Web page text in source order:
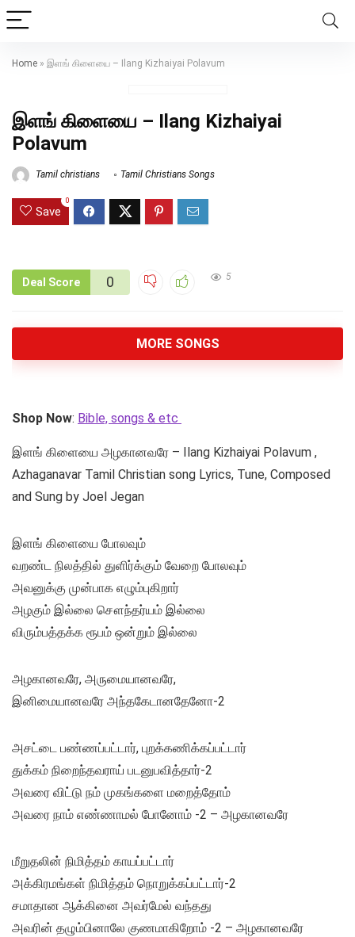
Home » இளங் கிளையை – Ilang Kizhaiyai Polavum
இளங் கிளையை – Ilang Kizhaiyai
Polavum
Tamil christians Tamil Christians Songs
Save
0
Deal Score 0 5
MORE SONGS
Shop Now: Bible, songs & etc
இளங் கிளையை அழகானவரே – Ilang Kizhaiyai Polavum ,
Azhaganavar Tamil Christian song Lyrics, Tune, Composed
and Sung by Joel Jegan
இளங் கிளையை போலவும்
வறண்ட நிலத்தில் துளிர்க்கும் வேறை போலவும்
அவனுக்கு முன்பாக எழும்புகிறார்
அழகும் இல்லை சௌந்தர்யம் இல்லை
விரும்பத்தக்க ரூபம் ஒன்றும் இல்லை
அழகானவரே, அருமையானவரே,
இனிமையானவரே அந்தகேடானதேனோ-2
அசட்டை பண்ணப்பட்டார், புறக்கணிக்கப்பட்டார்
துக்கம் நிறைந்தவராய் படனுபவித்தார்-2
அவரை விட்டு நம் முகங்களை மறைத்தோம்
அவரை நாம் எண்ணாமல் போனோம் -2 – அழகானவரே
மீறுதலின் நிமித்தம் காயப்பட்டார்
அக்கிரமங்கள் நிமித்தம் நொறுக்கப்பட்டார்-2
சமாதான ஆக்கினை அவர்மேல் வந்தது
அவரின் தழும்பினாலே குணமாகிறோம் -2 – அழகானவரே